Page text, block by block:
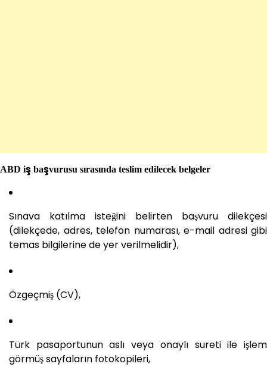
ABD iş başvurusu sırasında teslim edilecek belgeler
Sınava katılma isteğini belirten başvuru dilekçesi
(dilekçede, adres, telefon numarası, e-mail adresi gibi
temas bilgilerine de yer verilmelidir),
Özgeçmiş (CV),
Türk pasaportunun aslı veya onaylı sureti ile işlem
görmüş sayfaların fotokopileri,